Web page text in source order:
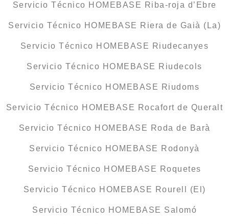
Servicio Técnico HOMEBASE Riba-roja d’Ebre
Servicio Técnico HOMEBASE Riera de Gaià (La)
Servicio Técnico HOMEBASE Riudecanyes
Servicio Técnico HOMEBASE Riudecols
Servicio Técnico HOMEBASE Riudoms
Servicio Técnico HOMEBASE Rocafort de Queralt
Servicio Técnico HOMEBASE Roda de Barà
Servicio Técnico HOMEBASE Rodonyà
Servicio Técnico HOMEBASE Roquetes
Servicio Técnico HOMEBASE Rourell (El)
Servicio Técnico HOMEBASE Salomó